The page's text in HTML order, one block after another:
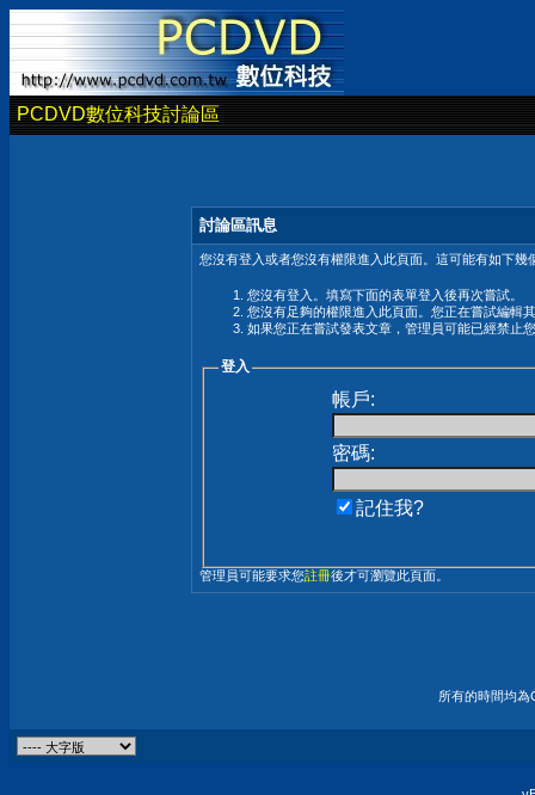
PCDVD數位科技討論區
討論區訊息
您沒有登入或者您沒有權限進入此頁面。這可能有如下幾
您沒有登入。填寫下面的表單登入後再次嘗試。
您沒有足夠的權限進入此頁面。您正在嘗試編輯
如果您正在嘗試發表文章，管理員可能已經禁止
登入
帳戶:
密碼:
記住我?
管理員可能要求您註冊後才可瀏覽此頁面。
所有的時間均為